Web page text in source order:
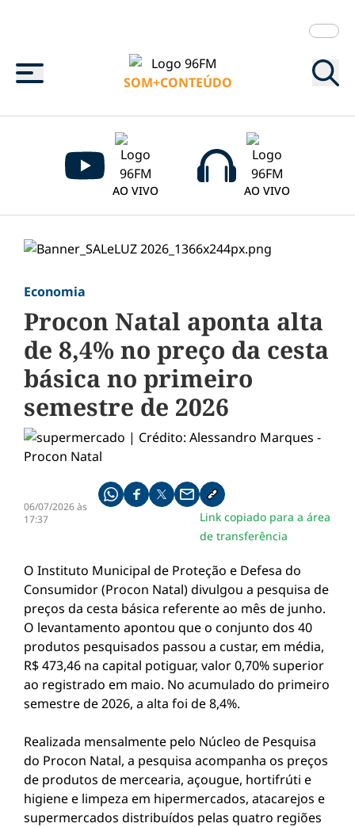
Menu
SOM+CONTEÚDO
AO VIVO AO VIVO
Economia
Procon Natal aponta alta
de 8,4% no preço da cesta
básica no primeiro
semestre de 2026
06/07/2026 às
17:37
Compartilhe pelo whatsapp
Compartilhar no facebook
Compartilhar no twitter
Compartilhe pelo email
Copiar link da notícia
Link copiado para a área
de transferência
O Instituto Municipal de Proteção e Defesa do
Consumidor (Procon Natal) divulgou a pesquisa de
preços da cesta básica referente ao mês de junho.
O levantamento apontou que o conjunto dos 40
produtos pesquisados passou a custar, em média,
R$ 473,46 na capital potiguar, valor 0,70% superior
ao registrado em maio. No acumulado do primeiro
semestre de 2026, a alta foi de 8,4%.
Realizada mensalmente pelo Núcleo de Pesquisa
do Procon Natal, a pesquisa acompanha os preços
de produtos de mercearia, açougue, hortifrúti e
higiene e limpeza em hipermercados, atacarejos e
supermercados distribuídos pelas quatro regiões